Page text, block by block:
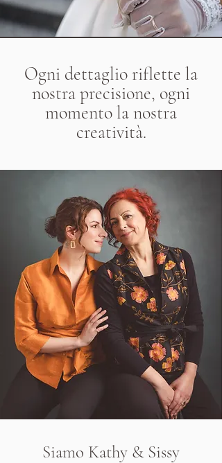
Ogni dettaglio riflette la
nostra precisione, ogni
momento la nostra
creatività.
Siamo Kathy & Sissy